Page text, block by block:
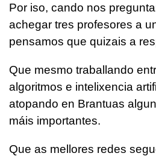
Por iso, cando nos
achegar tres profesores a
pensamos que quizais a
Que mesmo traballando
algoritmos e intelixencia
atopando en Brantuas
máis importantes.
Que as mellores redes